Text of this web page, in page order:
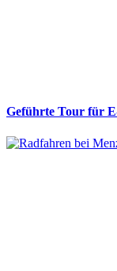
Geführte Tour für